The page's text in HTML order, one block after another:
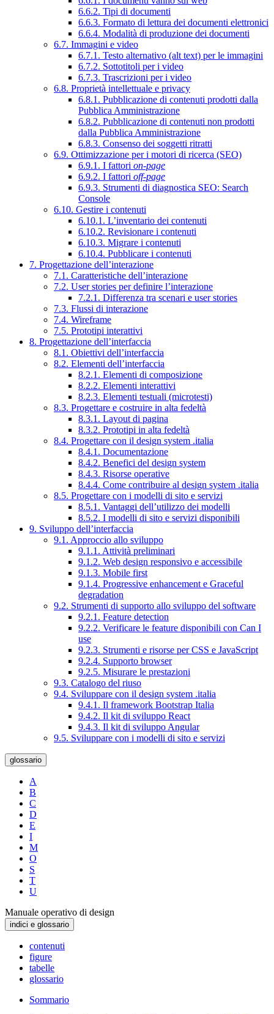
6.6.2. Tipi di documenti
6.6.3. Formato di lettura dei documenti elettronici
6.6.4. Modalità di produzione dei documenti
6.7. Immagini e video
6.7.1. Testo alternativo (alt text) per le immagini
6.7.2. Sottotitoli per i video
6.7.3. Trascrizioni per i video
6.8. Proprietà intellettuale e privacy
6.8.1. Pubblicazione di contenuti prodotti dalla
Pubblica Amministrazione
6.8.2. Pubblicazione di contenuti non prodotti
dalla Pubblica Amministrazione
6.8.3. Consenso dei soggetti ritratti
6.9. Ottimizzazione per i motori di ricerca (SEO)
6.9.1. I fattori on-page
6.9.2. I fattori off-page
6.9.3. Strumenti di diagnostica SEO: Search
Console
6.10. Gestire i contenuti
6.10.1. L’inventario dei contenuti
6.10.2. Revisionare i contenuti
6.10.3. Migrare i contenuti
6.10.4. Pubblicare i contenuti
7. Progettazione dell’interazione
7.1. Caratteristiche dell’interazione
7.2. User stories per definire l’interazione
7.2.1. Differenza tra scenari e user stories
7.3. Flussi di interazione
7.4. Wireframe
7.5. Prototipi interattivi
8. Progettazione dell’interfaccia
8.1. Obiettivi dell’interfaccia
8.2. Elementi dell’interfaccia
8.2.1. Elementi di composizione
8.2.2. Elementi interattivi
8.2.3. Elementi testuali (microtesti)
8.3. Progettare e costruire in alta fedeltà
8.3.1. Layout di pagina
8.3.2. Prototipi in alta fedeltà
8.4. Progettare con il design system .italia
8.4.1. Documentazione
8.4.2. Benefici del design system
8.4.3. Risorse operative
8.4.4. Come contribuire al design system .italia
8.5. Progettare con i modelli di sito e servizi
8.5.1. Vantaggi dell’utilizzo dei modelli
8.5.2. I modelli di sito e servizi disponibili
9. Sviluppo dell’interfaccia
9.1. Approccio allo sviluppo
9.1.1. Attività preliminari
9.1.2. Web design responsivo e accessibile
9.1.3. Mobile first
9.1.4. Progressive enhancement e Graceful
degradation
9.2. Strumenti di supporto allo sviluppo del software
9.2.1. Feature detection
9.2.2. Verificare le feature disponibili con Can I
use
9.2.3. Strumenti e risorse per CSS e JavaScript
9.2.4. Supporto browser
9.2.5. Misurare le prestazioni
9.3. Catalogo del riuso
9.4. Sviluppare con il design system .italia
9.4.1. Il framework Bootstrap Italia
9.4.2. Il kit di sviluppo React
9.4.3. Il kit di sviluppo Angular
9.5. Sviluppare con i modelli di sito e servizi
glossario
A
B
C
D
E
I
M
O
S
T
U
Manuale operativo di design
indici e glossario
contenuti
figure
tabelle
glossario
Sommario